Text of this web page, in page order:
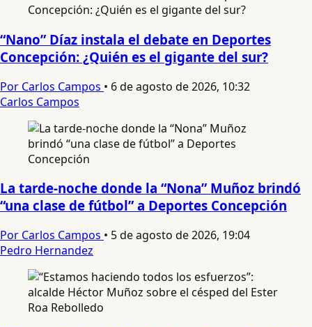
“Nano” Díaz instala el debate en Deportes
Concepción: ¿Quién es el gigante del sur?
Por Carlos Campos • 6 de agosto de 2026, 10:32
Carlos Campos
La tarde-noche donde la “Nona” Muñoz brindó
“una clase de fútbol” a Deportes Concepción
Por Carlos Campos • 5 de agosto de 2026, 19:04
Pedro Hernandez